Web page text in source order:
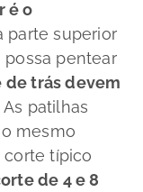
é o
parte superior
pentear
de trás devem
As patilhas
mesmo
corte típico
de 4 e 8